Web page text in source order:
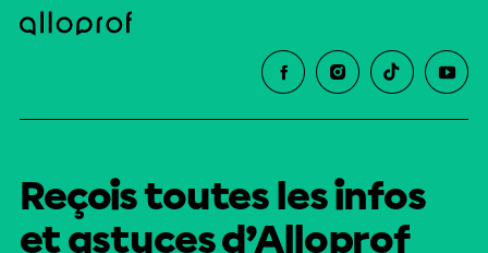
Reçois toutes les infos
et astuces d’Alloprof